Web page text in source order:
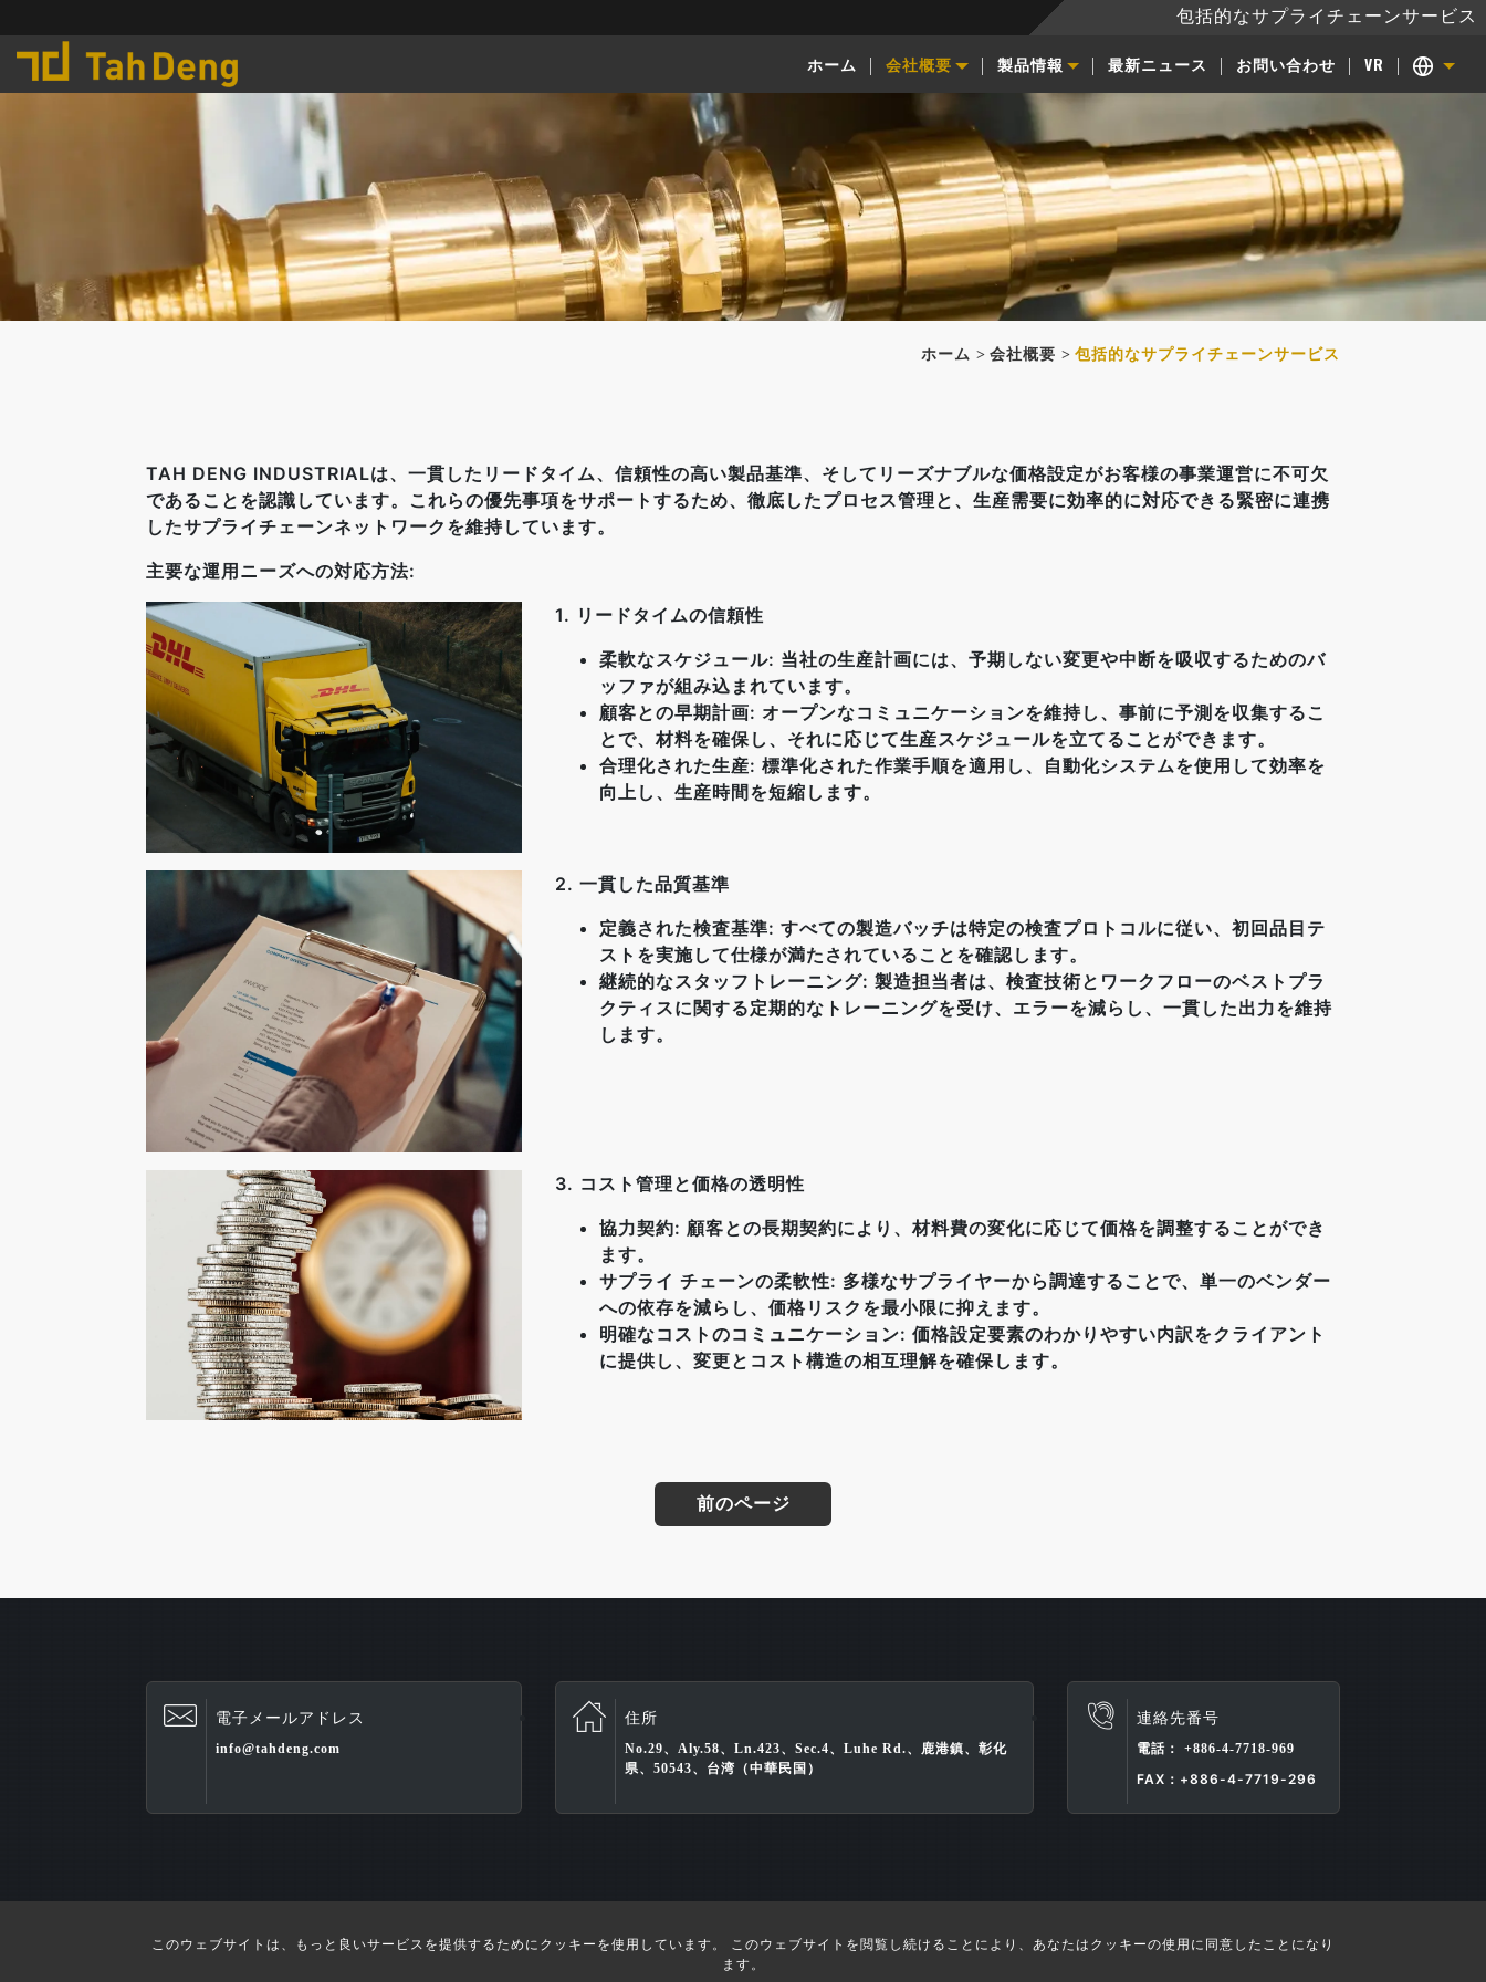
包括的なサプライチェーンサービス
ホーム 会社概要 製品情報 最新ニュース お問い合わせ VR
ホーム 会社概要 包括的なサプライチェーンサービス
TAH DENG INDUSTRIALは、一貫したリードタイム、信頼性の高い製品基準、そしてリーズナブルな価格設定がお客様の事業運営に不可欠
であることを認識しています。これらの優先事項をサポートするため、徹底したプロセス管理と、生産需要に効率的に対応できる緊密に連携
したサプライチェーンネットワークを維持しています。
主要な運用ニーズへの対応方法:
1. リードタイムの信頼性
柔軟なスケジュール: 当社の生産計画には、予期しない変更や中断を吸収するためのバ
ッファが組み込まれています。
顧客との早期計画: オープンなコミュニケーションを維持し、事前に予測を収集するこ
とで、材料を確保し、それに応じて生産スケジュールを立てることができます。
合理化された生産: 標準化された作業手順を適用し、自動化システムを使用して効率を
向上し、生産時間を短縮します。
2. 一貫した品質基準
定義された検査基準: すべての製造バッチは特定の検査プロトコルに従い、初回品目テ
ストを実施して仕様が満たされていることを確認します。
継続的なスタッフトレーニング: 製造担当者は、検査技術とワークフローのベストプラ
クティスに関する定期的なトレーニングを受け、エラーを減らし、一貫した出力を維持
します。
3. コスト管理と価格の透明性
協力契約: 顧客との長期契約により、材料費の変化に応じて価格を調整することができ
ます。
サプライ チェーンの柔軟性: 多様なサプライヤーから調達することで、単一のベンダー
への依存を減らし、価格リスクを最小限に抑えます。
明確なコストのコミュニケーション: 価格設定要素のわかりやすい内訳をクライアント
に提供し、変更とコスト構造の相互理解を確保します。
前のページ
このウェブサイトは、もっと良いサービスを提供するためにクッキーを使用しています。 このウェブサイトを閲覧し続けることにより、あなたはクッキーの使用に同意したことになり
ます。
電子メールアドレス
info@tahdeng.com
住所
No.29、Aly.58、Ln.423、Sec.4、Luhe Rd.、鹿港鎮、彰化
県、50543、台湾（中華民国）
連絡先番号
電話： +886-4-7718-969
FAX：+886-4-7719-296
Copyright © 2026 TAH DENG INDUSTRIAL CORP All rights reserved.